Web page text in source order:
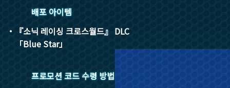
배포 아이템
・『소닉 레이싱 크로스월드』 DLC
「Blue Star」
프로모션 코드 수령 방법